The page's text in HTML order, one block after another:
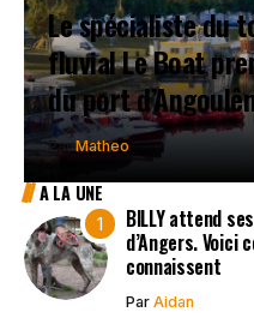
Le spécialiste du
fluvial Le Boat
du port
Par Matheo
A LA UNE
BILLY attend
d’Angers. Voici
connaissent
Par Aidan